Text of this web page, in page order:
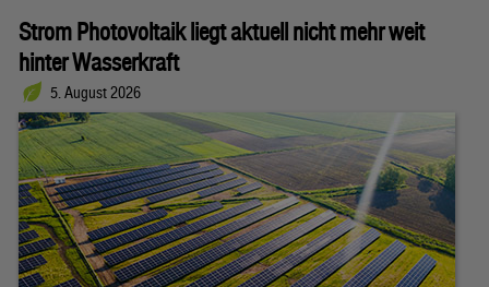
Strom Photovoltaik liegt aktuell nicht mehr weit
hinter Wasserkraft
5. August 2026